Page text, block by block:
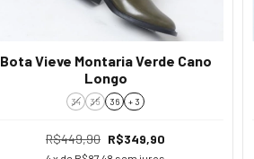
Bota Vieve Montaria Verde Cano
Longo
34 35 36 + 3
R$449,90 R$349,90